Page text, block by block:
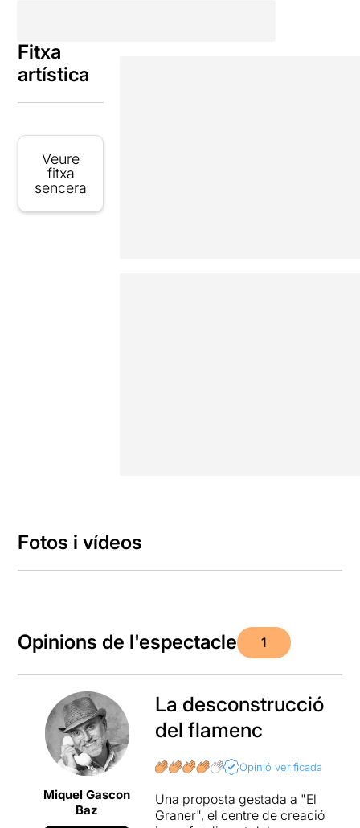
Fitxa
artística
Veure
fitxa
sencera
Fotos i vídeos
Opinions de l'espectacle 1
Miquel Gascon
Baz
La desconstrucció
del flamenc
Opinió verificada
Una proposta gestada a "El
Graner", el centre de creació